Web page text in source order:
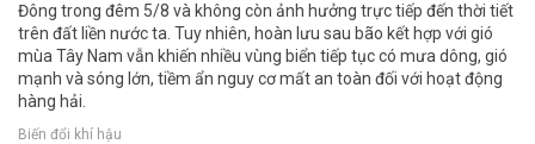
Đông trong đêm 5/8 và không còn ảnh hưởng trực tiếp đến thời tiết
trên đất liền nước ta. Tuy nhiên, hoàn lưu sau bão kết hợp với gió
mùa Tây Nam vẫn khiến nhiều vùng biển tiếp tục có mưa dông, gió
mạnh và sóng lớn, tiềm ẩn nguy cơ mất an toàn đối với hoạt động
hàng hải.
Biến đổi khí hậu